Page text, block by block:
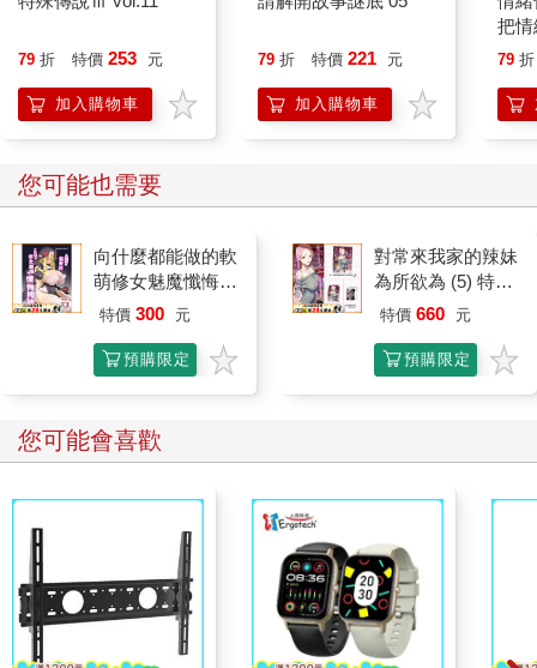
79 折 特價 253 元
加入購物車
79 折 特價 221 元
加入購物車
把
誰
79 折
您可能也需要
向什麼都能做的軟
萌修女魅魔懺悔榨
精
特價 300 元
預購限定
對常來我家的辣妹
為所欲為 (5) 特裝
版
特價 660 元
預購限定
您可能會喜歡